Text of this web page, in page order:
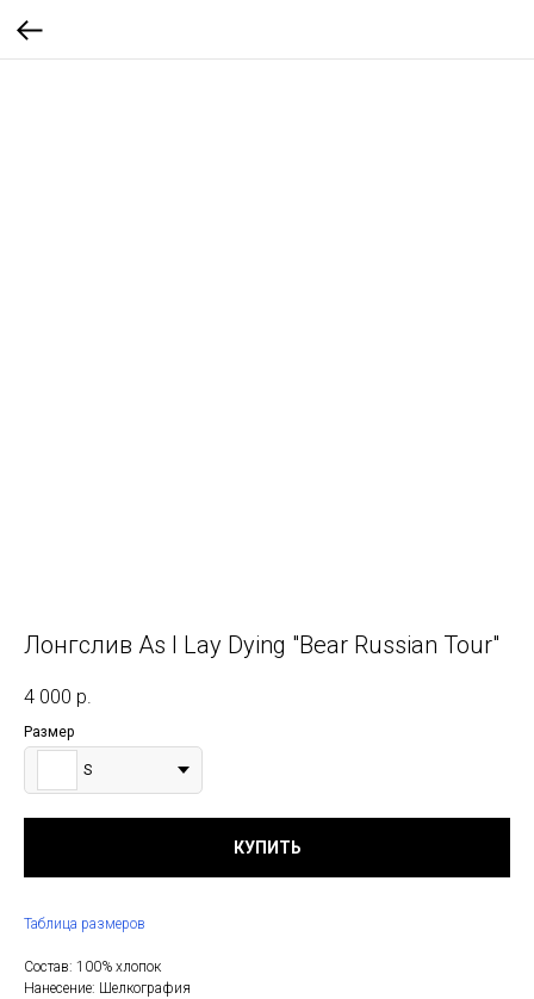
Лонгслив As I Lay Dying "Bear Russian Tour"
4 000 р.
Размер
S
КУПИТЬ
Таблица размеров
Состав: 100% хлопок
Нанесение: Шелкография